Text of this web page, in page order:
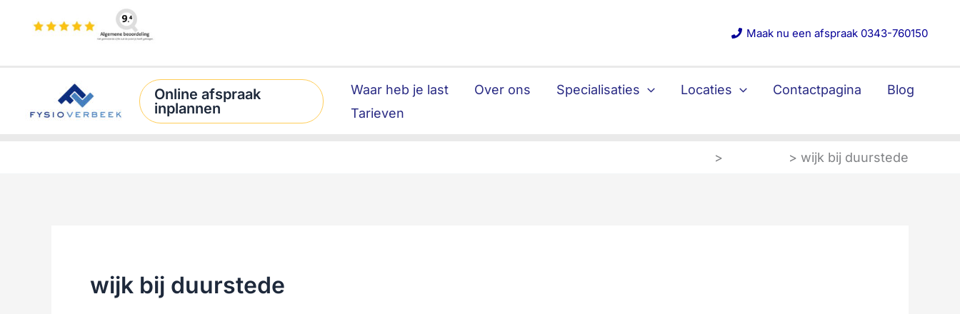
Maak nu een afspraak 0343-760150
Online afspraak
inplannen
Waar heb je last Over ons Specialisaties Locaties Contactpagina
Blog
Tarieven
wijk bij duurstede
wijk bij duurstede